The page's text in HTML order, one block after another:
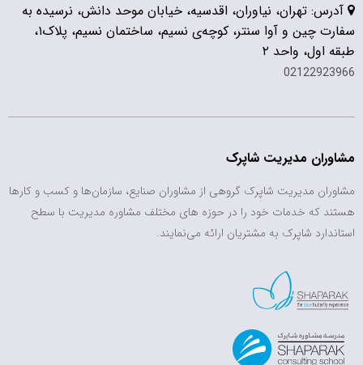
آدرس: تهران، نیاوران، اقدسیه، خیابان موحد دانش، نرسیده به
سفارت چین و آوا سنتر، کوچه‌ی نسیم، ساختمان نسیم، پلاک۱،
طبقه اول، واحد ۲
02122923966
مشاوران مدیریت شاپرک
مشاوران مدیریت شاپرک گروهی از مشاوران صنایع، سازمان‌ها و کسب و کارها
هستند که خدمات خود را در حوزه های مختلف مشاوره مدیریت با سطح
استاندارد شاپرک به مشتریان ارائه می‌نمایند.